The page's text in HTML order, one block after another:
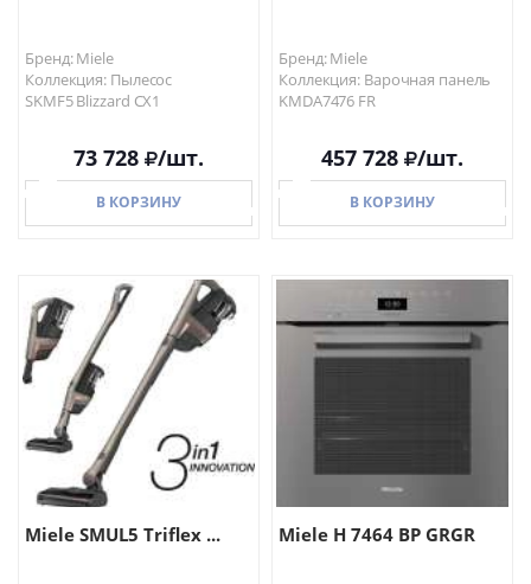
Бренд: Miele
Коллекция: Пылесос
SKMF5 Blizzard CX1
73 728 /шт.
В КОРЗИНУ
В КОРЗИНУ
Бренд: Miele
Коллекция: Варочная панель
KMDA7476 FR
457 728 /шт.
В КОРЗИНУ
В КОРЗИНУ
Miele SMUL5 Triflex ... Miele H 7464 BP GRGR